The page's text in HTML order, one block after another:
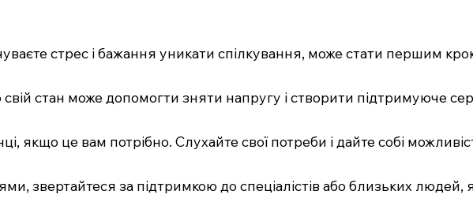
стрес і бажання уникати спілкування, може стати першим
стан може допомогти зняти напругу і створити підтримуюче
якщо це вам потрібно. Слухайте свої потреби і дайте собі
звертайтеся за підтримкою до спеціалістів або близьких людей,